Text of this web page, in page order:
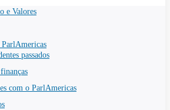
e Valores
passados
com o ParlAmericas